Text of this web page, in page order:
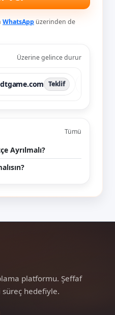
WhatsApp üzerinden de
Üzerine gelince durur
Teklif
Tümü
Ayrılmalı?
platformu. Şeffaf
süreç hedefiyle.